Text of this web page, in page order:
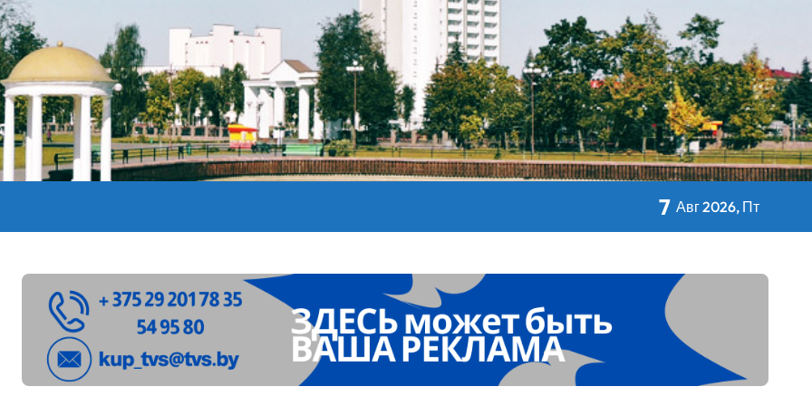
в Беларуси из-за жары
аппараты. Минобразования об изменениях в школьном питании
из Молодечно о 50-килограммовом каравае для Дворца Независимости
детей с 1 сентября, рассказали в правительстве
рассказали о погоде на сегодня
7 Авг 2026, Пт